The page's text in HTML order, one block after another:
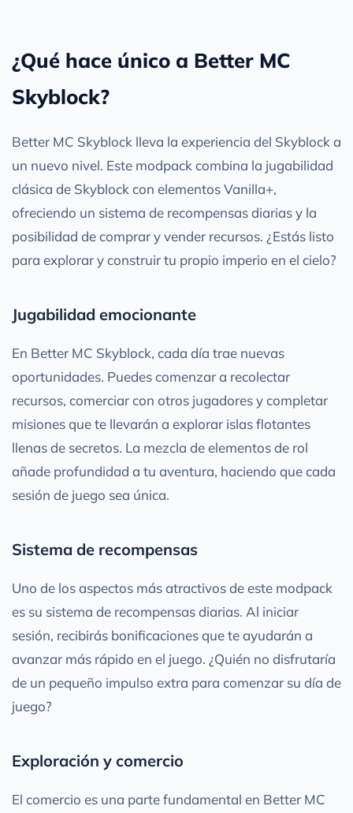
¿Qué hace único a Better MC
Skyblock?
Better MC Skyblock lleva la experiencia del Skyblock a
un nuevo nivel. Este modpack combina la jugabilidad
clásica de Skyblock con elementos Vanilla+,
ofreciendo un sistema de recompensas diarias y la
posibilidad de comprar y vender recursos. ¿Estás listo
para explorar y construir tu propio imperio en el cielo?
Jugabilidad emocionante
En Better MC Skyblock, cada día trae nuevas
oportunidades. Puedes comenzar a recolectar
recursos, comerciar con otros jugadores y completar
misiones que te llevarán a explorar islas flotantes
llenas de secretos. La mezcla de elementos de rol
añade profundidad a tu aventura, haciendo que cada
sesión de juego sea única.
Sistema de recompensas
Uno de los aspectos más atractivos de este modpack
es su sistema de recompensas diarias. Al iniciar
sesión, recibirás bonificaciones que te ayudarán a
avanzar más rápido en el juego. ¿Quién no disfrutaría
de un pequeño impulso extra para comenzar su día de
juego?
Exploración y comercio
El comercio es una parte fundamental en Better MC